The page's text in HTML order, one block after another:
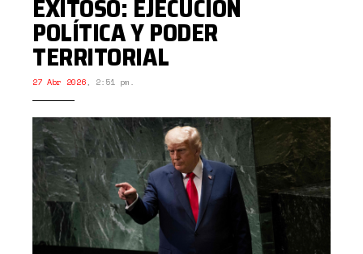
EXITOSO: EJECUCIÓN
POLÍTICA Y PODER
TERRITORIAL
27 Abr 2026, 2:51 pm.